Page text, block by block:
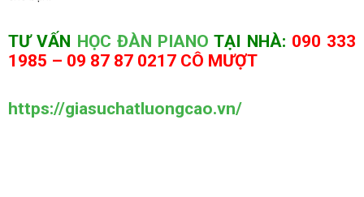
TƯ VẤN HỌC ĐÀN PIANO TẠI NHÀ: 090 333
1985 – 09 87 87 0217 CÔ MƯỢT
https://giasuchatluongcao.vn/